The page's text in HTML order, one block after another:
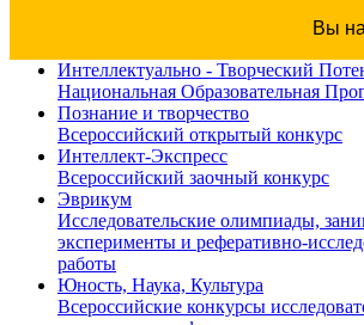
Вы
Интеллектуально - Творческий
Национальная Образовательная
Познание и творчество
Всероссийский открытый конкурс
Интеллект-Экспресс
Всероссийский заочный конкурс
Эврикум
Исследовательские олимпиады,
эксперименты и реферативно-
работы
Юность, Наука, Культура
Всероссийские конкурсы